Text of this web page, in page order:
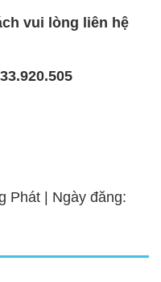
vui lòng liên hệ
Phát | Ngày đăng: